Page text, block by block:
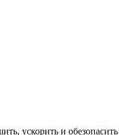
ускорить и обезопасить